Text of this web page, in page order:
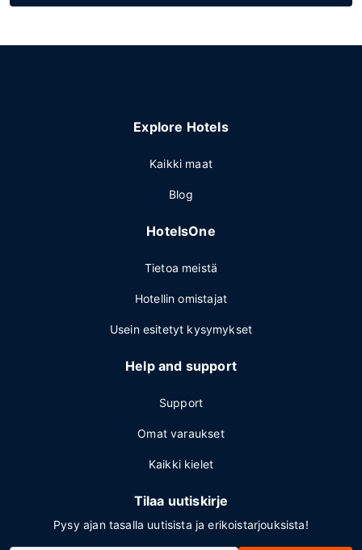
Explore Hotels
Kaikki maat
Blog
HotelsOne
Tietoa meistä
Hotellin omistajat
Usein esitetyt kysymykset
Help and support
Support
Omat varaukset
Kaikki kielet
Tilaa uutiskirje
Pysy ajan tasalla uutisista ja erikoistarjouksista!